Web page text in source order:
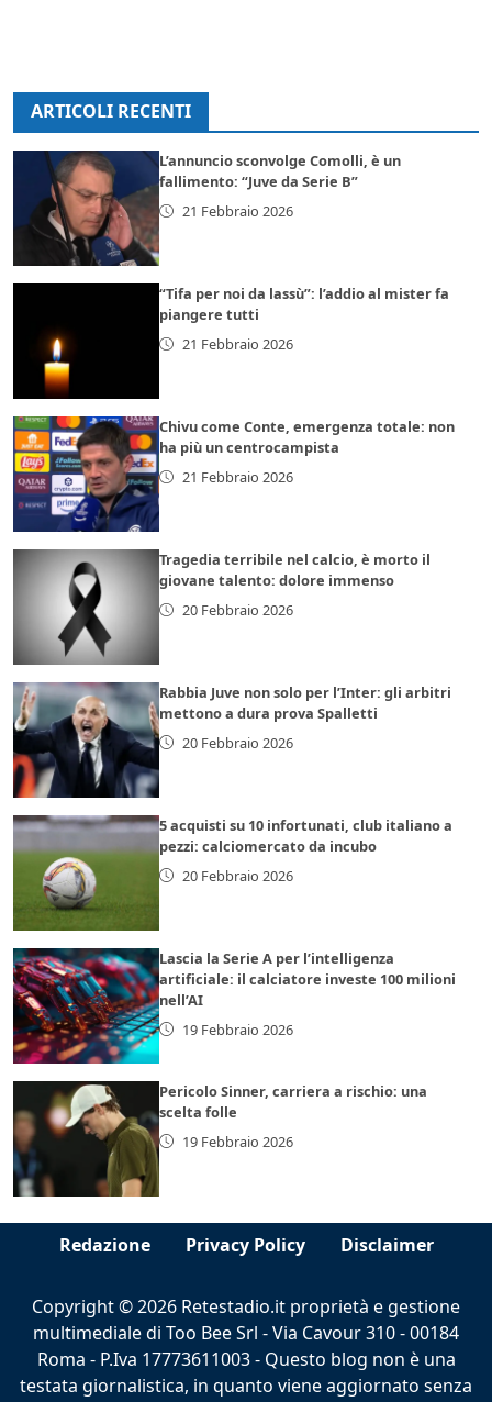
ARTICOLI RECENTI
L’annuncio sconvolge Comolli, è un
fallimento: “Juve da Serie B”
21 Febbraio 2026
“Tifa per noi da lassù”: l’addio al mister fa
piangere tutti
21 Febbraio 2026
Chivu come Conte, emergenza totale: non
ha più un centrocampista
21 Febbraio 2026
Tragedia terribile nel calcio, è morto il
giovane talento: dolore immenso
20 Febbraio 2026
Rabbia Juve non solo per l’Inter: gli arbitri
mettono a dura prova Spalletti
20 Febbraio 2026
5 acquisti su 10 infortunati, club italiano a
pezzi: calciomercato da incubo
20 Febbraio 2026
Lascia la Serie A per l’intelligenza
artificiale: il calciatore investe 100 milioni
nell’AI
19 Febbraio 2026
Pericolo Sinner, carriera a rischio: una
scelta folle
19 Febbraio 2026
Redazione Privacy Policy Disclaimer
Copyright © 2026 Retestadio.it proprietà e gestione
multimediale di Too Bee Srl - Via Cavour 310 - 00184
Roma - P.Iva 17773611003 - Questo blog non è una
testata giornalistica, in quanto viene aggiornato senza